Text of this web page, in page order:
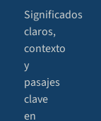
Significados
claros,
contexto
y
pasajes
clave
en